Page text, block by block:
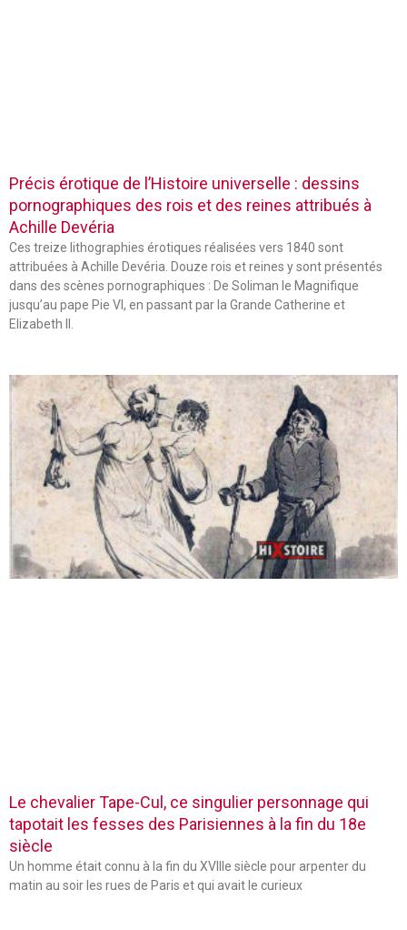
Précis érotique de l’Histoire universelle : dessins
pornographiques des rois et des reines attribués à
Achille Devéria
Ces treize lithographies érotiques réalisées vers 1840 sont
attribuées à Achille Devéria. Douze rois et reines y sont présentés
dans des scènes pornographiques : De Soliman le Magnifique
jusqu’au pape Pie VI, en passant par la Grande Catherine et
Elizabeth II.
Le chevalier Tape-Cul, ce singulier personnage qui
tapotait les fesses des Parisiennes à la fin du 18e
siècle
Un homme était connu à la fin du XVIIIe siècle pour arpenter du
matin au soir les rues de Paris et qui avait le curieux